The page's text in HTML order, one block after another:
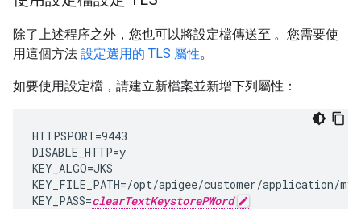
除了上述程序之外，您也可以將設定檔傳送至 。您需要使
用這個方法 設定選用的 TLS 屬性。
如要使用設定檔，請建立新檔案並新增下列屬性：
HTTPSPORT=9443
DISABLE_HTTP=y
KEY_ALGO=JKS
KEY_FILE_PATH=/opt/apigee/customer/application/
KEY_PASS=clearTextKeystorePWord